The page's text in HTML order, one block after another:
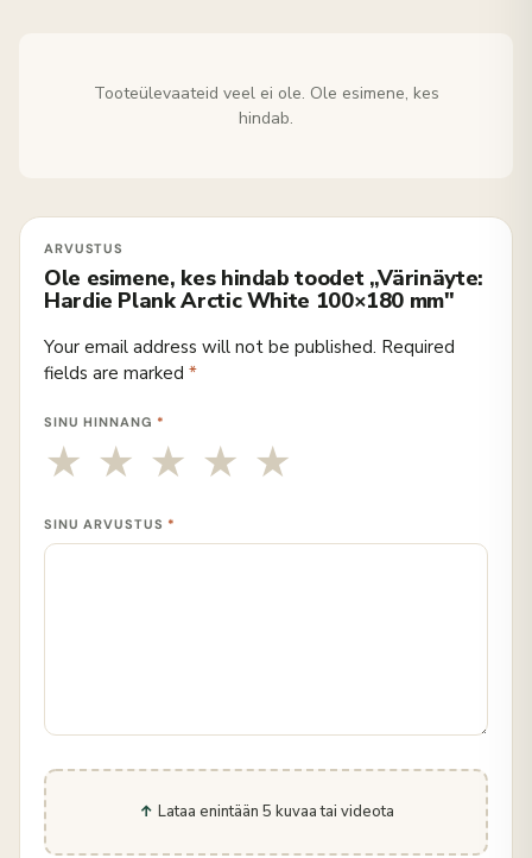
Tooteülevaateid veel ei ole. Ole esimene, kes
hindab.
Ole esimene, kes hindab toodet „Värinäyte:
Hardie Plank Arctic White 100×180 mm"
Your email address will not be published. Required
fields are marked *
SINU HINNANG *
SINU ARVUSTUS *
Lataa enintään 5 kuvaa tai videota